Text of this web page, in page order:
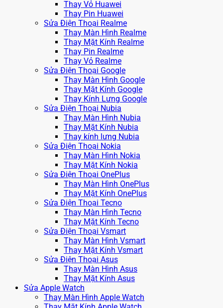
Thay Vỏ Huawei
Thay Pin Huawei
Sửa Điện Thoại Realme
Thay Màn Hình Realme
Thay Mặt Kính Realme
Thay Pin Realme
Thay Vỏ Realme
Sửa Điện Thoại Google
Thay Màn Hình Google
Thay Mặt Kính Google
Thay Kính Lưng Google
Sửa Điện Thoại Nubia
Thay Màn Hình Nubia
Thay Mặt Kính Nubia
Thay kính lưng Nubia
Sửa Điện Thoại Nokia
Thay Màn Hình Nokia
Thay Mặt Kính Nokia
Sửa Điện Thoại OnePlus
Thay Màn Hình OnePlus
Thay Mặt Kính OnePlus
Sửa Điện Thoại Tecno
Thay Màn Hình Tecno
Thay Mặt Kính Tecno
Sửa Điện Thoại Vsmart
Thay Màn Hình Vsmart
Thay Mặt Kính Vsmart
Sửa Điện Thoại Asus
Thay Màn Hình Asus
Thay Mặt Kính Asus
Sửa Apple Watch
Thay Màn Hình Apple Watch